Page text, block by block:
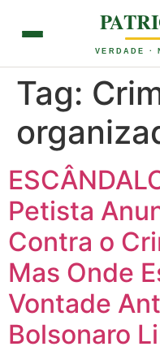
VERDADE ·
Tag:
Petista
Contra o
Mas Onde
Vontade
Bolsonaro